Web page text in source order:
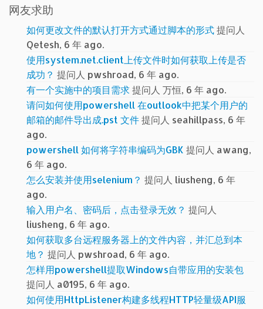
网友求助
如何更改文件的默认打开方式通过脚本的形式提问人
Qetesh, 6 年 ago.
使用system.net.client上传文件时如何获取上传是否
成功？ 提问人 pwshroad, 6 年 ago.
有一个实施中的项目需求提问人 万恒, 6 年 ago.
请问如何使用powershell 在outlook中把某个用户的
邮箱的邮件导出成.pst 文件提问人 seahillpass, 6 年
ago.
powershell 如何将字符串编码为GBK 提问人 awang,
6 年 ago.
怎么安装并使用selenium？ 提问人 liusheng, 6 年
ago.
输入用户名、密码后，点击登录无效？ 提问人
liusheng, 6 年 ago.
如何获取多台远程服务器上的文件内容，并汇总到本
地？ 提问人 pwshroad, 6 年 ago.
怎样用powershell提取Windows自带应用的安装包
提问人 a0195, 6 年 ago.
如何使用HttpListener构建多线程HTTP轻量级API服